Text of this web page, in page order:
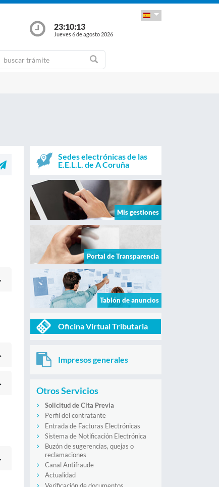
23:10:13
Jueves 6 de agosto 2026
Sedes electrónicas de las
E.E.L.L. de A Coruña
Mis gestiones
Portal de Transparencia
Tablón de anuncios
Oficina Virtual Tributaria
Impresos generales
Otros Servicios
Solicitud de Cita Previa
Perfil del contratante
Entrada de Facturas Electrónicas
Sistema de Notificación Electrónica
Buzón de sugerencias, quejas o
reclamaciones
Canal Antifraude
Actualidad
Verificación de documentos